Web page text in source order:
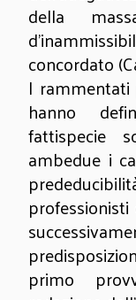
della
concordato
I rammentati
hanno
fattispecie
ambedue i
primo